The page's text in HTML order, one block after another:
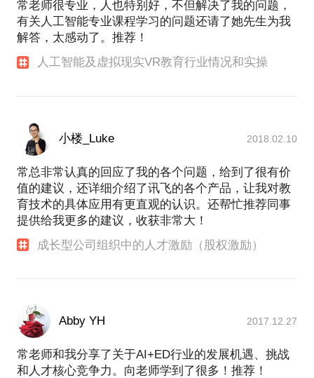
常老师很专业，人也特别好，不但解决了我的问题，
有关人工智能专业课程学习的问题还请了她先生为我
解答，太感动了。推荐！
人工智能及虚拟现实VR教育行业情况和实操
小楼_Luke 2018.02.10
常总非常认真的回应了我的各个问题，给到了很有价
值的建议，还详细介绍了讯飞的各个产品，让我对教
育技术的具体应用有更直观的认识。还帮忙推荐同事
提供给我更多的建议，收获非常大！
成长型公司组织中的人才激励（股权激励）
Abby YH 2017.12.27
常老师和我分享了关于AI+ED行业的发展机遇、挑战
和人才核心竞争力。向老师学到了很多！推荐！